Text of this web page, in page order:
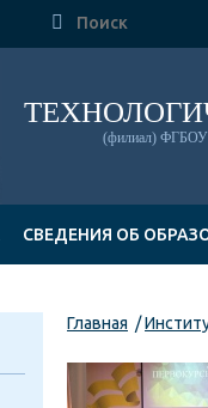

(филиал) ФГБОУ
СВЕДЕНИЯ ОБ
Главная